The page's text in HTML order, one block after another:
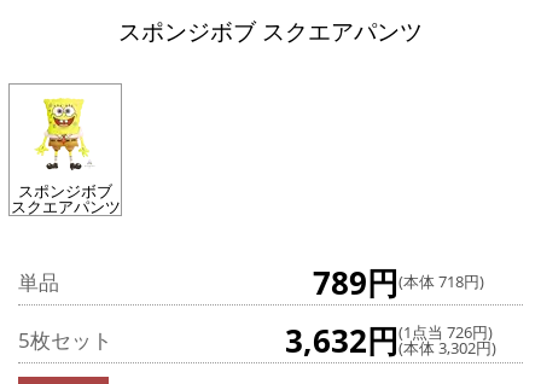
スポンジボブ スクエアパンツ
スポンジボブ
スクエアパンツ
単品 789円(本体 718円)
5枚セット 3,632円(1点当 726円)
(本体 3,302円)